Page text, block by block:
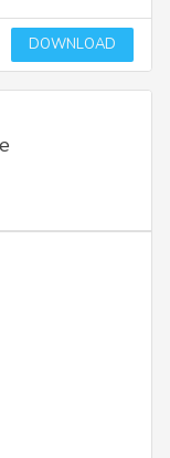
DOWNLOAD